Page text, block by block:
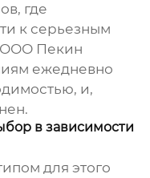
где
к серьезным
ООО Пекин
ежедневно
и,
в зависимости
для этого